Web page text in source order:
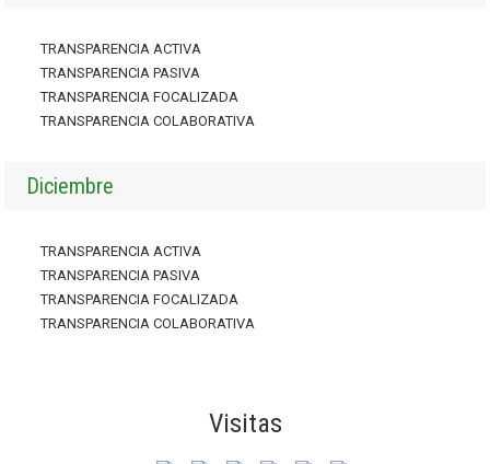
TRANSPARENCIA ACTIVA
TRANSPARENCIA PASIVA
TRANSPARENCIA FOCALIZADA
TRANSPARENCIA COLABORATIVA
Diciembre
TRANSPARENCIA ACTIVA
TRANSPARENCIA PASIVA
TRANSPARENCIA FOCALIZADA
TRANSPARENCIA COLABORATIVA
Visitas